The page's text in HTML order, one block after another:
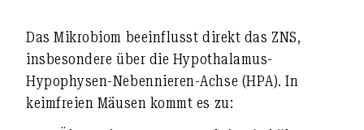
Das Mikrobiom beeinflusst direkt das ZNS,
insbesondere über die Hypothalamus-
Hypophysen-Nebennieren-Achse (HPA). In
keimfreien Mäusen kommt es zu: